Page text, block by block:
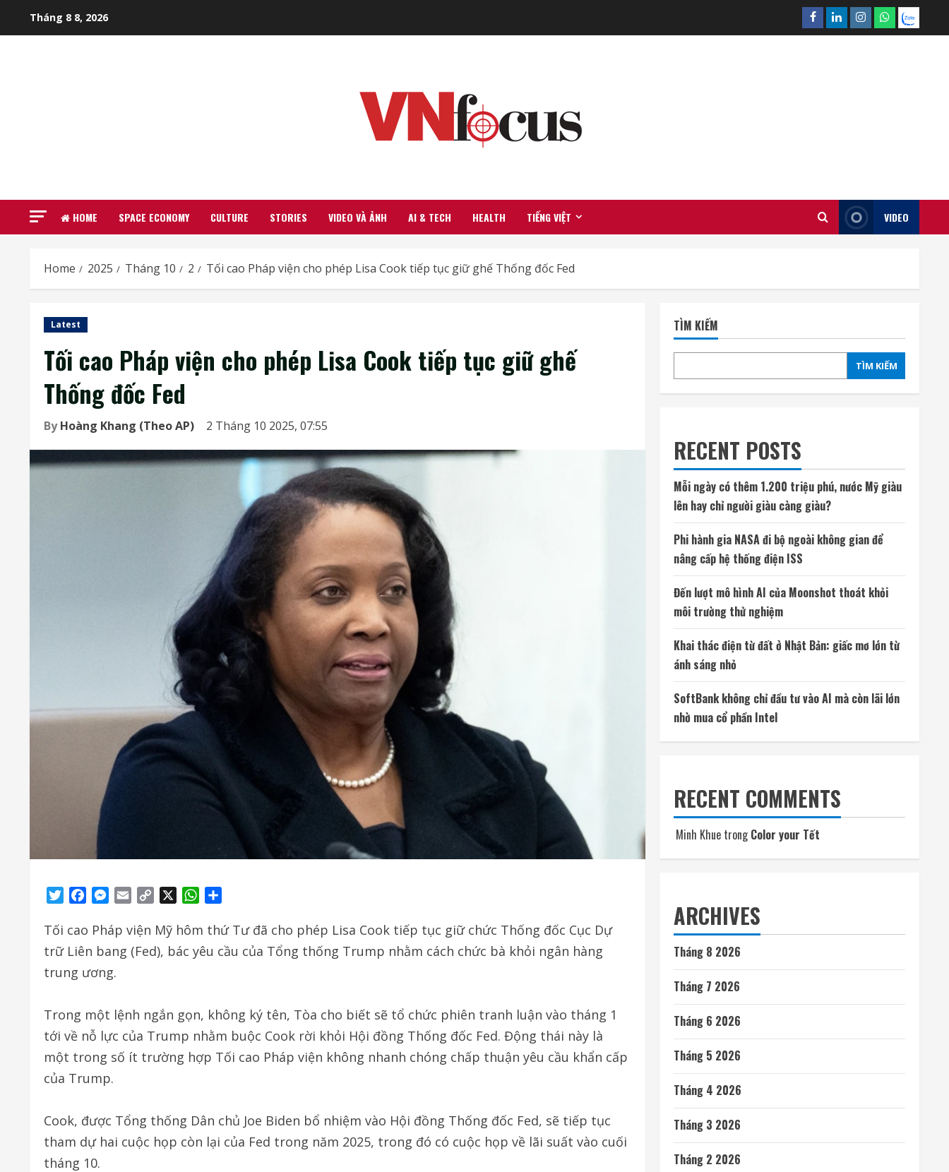
Tháng 8 8, 2026 Facebook
LinkedinInstagram
What’sapp
Zalo
HOME SPACE ECONOMY CULTURE STORIES VIDEO VÀ ẢNH AI & TECH HEALTH TIẾNG VIỆT VIDEO
Home 2025 Tháng 10 2 Tối cao Pháp viện cho phép Lisa Cook tiếp tục giữ ghế Thống đốc Fed
Latest
Tối cao Pháp viện cho phép Lisa Cook tiếp tục giữ ghế
Thống đốc Fed
ByHoàng Khang (Theo AP) 2 Tháng 10 2025, 07:55
TwitterFacebookMessenger
Email
Copy
WhatsApp
Tối cao Pháp viện Mỹ hôm thứ Tư đã cho phép Lisa Cook tiếp tục giữ chức Thống đốc Cục Dự
trữ Liên bang (Fed), bác yêu cầu của Tổng thống Trump nhằm cách chức bà khỏi ngân hàng
trung ương.
Trong một lệnh ngắn gọn, không ký tên, Tòa cho biết sẽ tổ chức phiên tranh luận vào tháng 1
tới về nỗ lực của Trump nhằm buộc Cook rời khỏi Hội đồng Thống đốc Fed. Động thái này là
một trong số ít trường hợp Tối cao Pháp viện không nhanh chóng chấp thuận yêu cầu khẩn cấp
của Trump.
Cook, được Tổng thống Dân chủ Joe Biden bổ nhiệm vào Hội đồng Thống đốc Fed, sẽ tiếp tục
tham dự hai cuộc họp còn lại của Fed trong năm 2025, trong đó có cuộc họp về lãi suất vào cuối
tháng 10.
TÌM KIẾM
TÌM KIẾM
RECENT POSTS
Mỗi ngày có thêm 1.200 triệu phú, nước Mỹ giàu
lên hay chỉ người giàu càng giàu?
Phi hành gia NASA đi bộ ngoài không gian để
nâng cấp hệ thống điện ISS
Đến lượt mô hình AI của Moonshot thoát khỏi
môi trường thử nghiệm
Khai thác điện từ đất ở Nhật Bản: giấc mơ lớn từ
ánh sáng nhỏ
SoftBank không chỉ đầu tư vào AI mà còn lãi lớn
nhờ mua cổ phần Intel
RECENT COMMENTS
Minh Khue trongColor your Tết
ARCHIVES
Tháng 8 2026
Tháng 7 2026
Tháng 6 2026
Tháng 5 2026
Tháng 4 2026
Tháng 3 2026
Tháng 2 2026